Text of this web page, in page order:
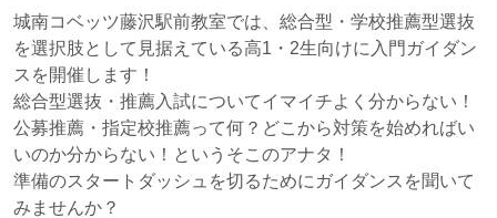
城南コベッツ藤沢駅前教室では、総合型・学校推薦型選抜
を選択肢として見据えている高1・2生向けに入門ガイダン
スを開催します！
総合型選抜・推薦入試についてイマイチよく分からない！
公募推薦・指定校推薦って何？どこから対策を始めればい
いのか分からない！というそこのアナタ！
準備のスタートダッシュを切るためにガイダンスを聞いて
みませんか？